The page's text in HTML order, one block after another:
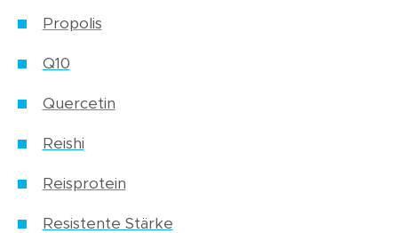
Propolis
Q10
Quercetin
Reishi
Reisprotein
Resistente Stärke